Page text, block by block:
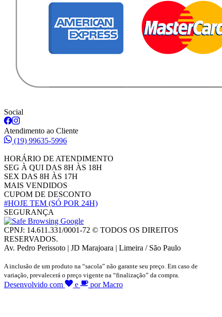
Social
Atendimento ao Cliente
(19) 99635-5996
HORÁRIO DE ATENDIMENTO
SEG À QUI DAS 8H ÀS 18H
SEX DAS 8H ÀS 17H
MAIS VENDIDOS
CUPOM DE DESCONTO
#HOJE TEM (SÓ POR 24H)
SEGURANÇA
CPNJ: 14.611.331/0001-72 © TODOS OS DIREITOS
RESERVADOS.
Av. Pedro Perissoto | JD Marajoara | Limeira / São Paulo
A inclusão de um produto na “sacola” não garante seu preço. Em caso de
variação, prevalecerá o preço vigente na “finalização” da compra.
Desenvolvido com e por Macro